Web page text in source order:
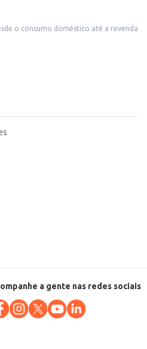
de consumo satisfatória, tanto para o
a gente nas redes sociais